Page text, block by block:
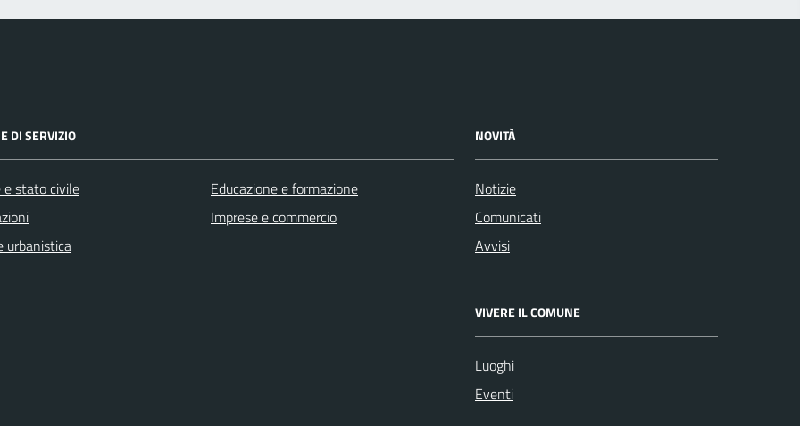
DI SERVIZIO
e stato civile
urbanistica
Educazione e formazione
Imprese e commercio
NOVITÀ
Notizie
Comunicati
Avvisi
VIVERE IL COMUNE
Luoghi
Eventi